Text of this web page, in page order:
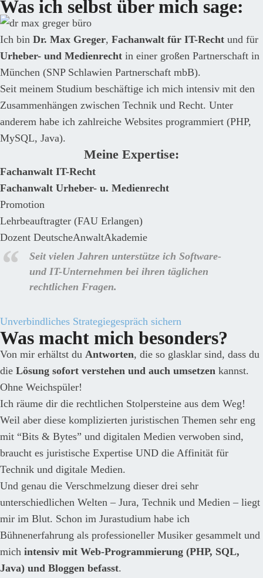
Was ich selbst über mich sage:
Ich bin Dr. Max Greger, Fachanwalt für IT-Recht und für
Urheber- und Medienrecht in einer großen Partnerschaft in
München (SNP Schlawien Partnerschaft mbB).
Seit meinem Studium beschäftige ich mich intensiv mit den
Zusammenhängen zwischen Technik und Recht. Unter
anderem habe ich zahlreiche Websites programmiert (PHP,
MySQL, Java).
Meine Expertise:
Fachanwalt IT-Recht
Fachanwalt Urheber- u. Medienrecht
Promotion
Lehrbeauftragter (FAU Erlangen)
Dozent DeutscheAnwaltAkademie
Seit vielen Jahren unterstütze ich Software-
und IT-Unternehmen bei ihren täglichen
rechtlichen Fragen.
Unverbindliches Strategiegespräch sichern
Was macht mich besonders?
Von mir erhältst du Antworten, die so glasklar sind, dass du
die Lösung sofort verstehen und auch umsetzen kannst.
Ohne Weichspüler!
Ich räume dir die rechtlichen Stolpersteine aus dem Weg!
Weil aber diese komplizierten juristischen Themen sehr eng
mit “Bits & Bytes” und digitalen Medien verwoben sind,
braucht es juristische Expertise UND die Affinität für
Technik und digitale Medien.
Und genau die Verschmelzung dieser drei sehr
unterschiedlichen Welten – Jura, Technik und Medien – liegt
mir im Blut. Schon im Jurastudium habe ich
Bühnenerfahrung als professioneller Musiker gesammelt und
mich intensiv mit Web-Programmierung (PHP, SQL,
Java) und Bloggen befasst.